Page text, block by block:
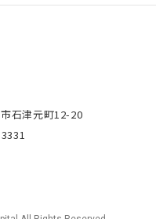
石津元町12-20